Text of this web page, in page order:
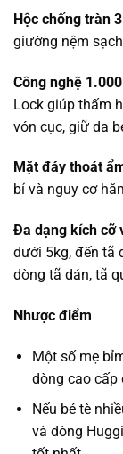
Hộc chống tràn
giường nệm
Công nghệ
Lock giúp thấm
vón cục, giữ da
Mặt đáy thoát
bí và nguy cơ
Đa dạng kích cỡ
dưới 5kg, đến tã
dòng tã dán, tã
Nhược điểm
Một số mẹ
dòng cao cấp
Nếu bé tè
và dòng